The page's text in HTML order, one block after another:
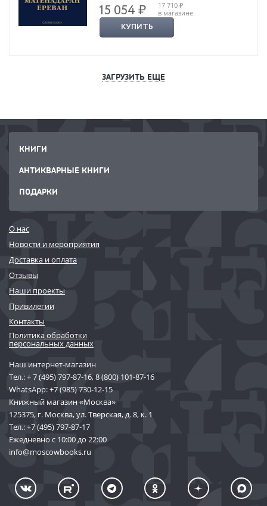
15 054 ₽
17 710 ₽
в магазине
КУПИТЬ
ЗАГРУЗИТЬ ЕЩЕ
КНИГИ
АНТИКВАРНЫЕ КНИГИ
ПОДАРКИ
О нас
Новости и мероприятия
Доставка и оплата
Отзывы
Наши проекты
Привилегии
Контакты
Политика обработки
персональных данных
Наш интернет-магазин
Тел.:+ 7 (495) 797-87-16,8 (800) 101-87-16
WhatsApp:+7 (985) 730-12-15
Книжный магазин «Москва»
125375, г. Москва, ул. Тверская, д. 8, к. 1
Тел.:+7 (495) 797-87-17
Ежедневно с 10:00 до 22:00
info@moscowbooks.ru